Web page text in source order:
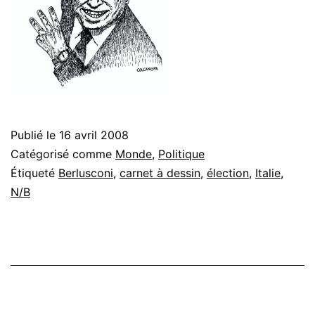
Publié le 16 avril 2008
Catégorisé comme Monde, Politique
Étiqueté Berlusconi, carnet à dessin, élection, Italie,
N/B